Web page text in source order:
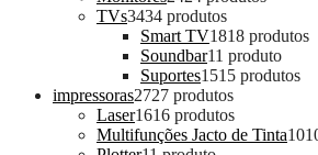
TVs3434 produtos
Smart TV1818 produtos
Soundbar11 produto
Suportes1515 produtos
impressoras2727 produtos
Laser1616 produtos
Multifunções Jacto de Tinta10